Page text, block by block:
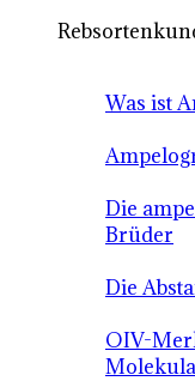
Was ist
Die
Brüder
Die
OIV-